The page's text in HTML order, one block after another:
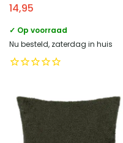
14,95
✓ Op voorraad
Nu besteld, zaterdag in huis